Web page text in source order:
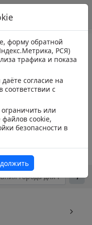
форму обратной
РСЯ)
трафика и показа
согласие на
с
или
cookie,
безопасности в